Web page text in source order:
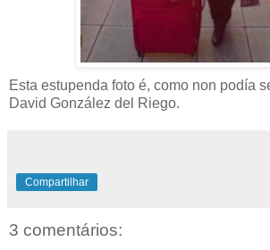
Esta estupenda foto é, como non podía
David González del Riego.
Compartilhar
3 comentários: